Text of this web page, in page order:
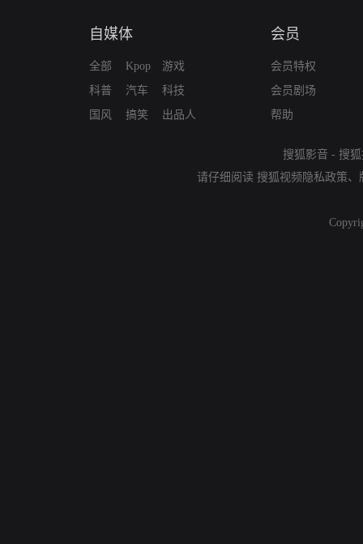
自媒体
全部
科普
国风
Kpop
汽车
搞笑
游戏
科技
出品人
会员
会员特权
会员剧场
帮助
搜狐影音 - 搜
请仔细阅读 搜狐视频隐私政策、